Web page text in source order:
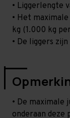
• Liggerlengte
• Het
kg (1.000 kg
• De liggers
• De maximale
onderaan deze